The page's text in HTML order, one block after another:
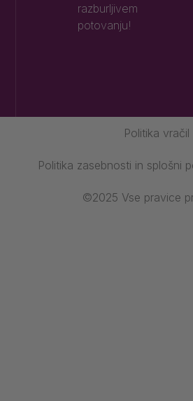
razburljivem
potovanju!
Politika vračil
Politika zasebnosti in splošni
©2025 Vse pravice